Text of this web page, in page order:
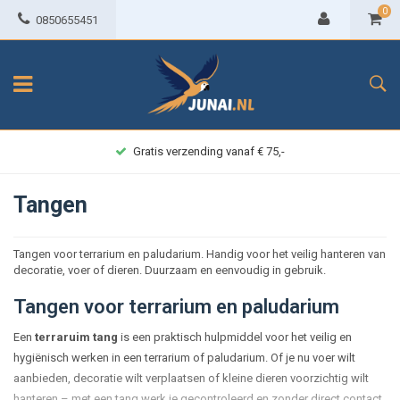
0850655451
0
Gratis verzending vanaf € 75,-
Tangen
Tangen voor terrarium en paludarium. Handig voor het veilig hanteren van
decoratie, voer of dieren. Duurzaam en eenvoudig in gebruik.
Tangen voor terrarium en paludarium
Een terraruim tang is een praktisch hulpmiddel voor het veilig en
hygiënisch werken in een terrarium of paludarium. Of je nu voer wilt
aanbieden, decoratie wilt verplaatsen of kleine dieren voorzichtig wilt